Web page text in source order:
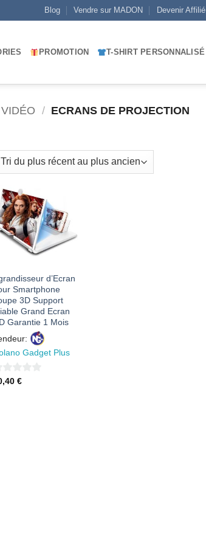
Blog Vendre sur MADON Devenir Affilié
PROMOTION T-SHIRT PERSONNALISÉ
VIDÉO / ECRANS DE PROJECTION
AJOUTER
À MES
FAVORIS
d’Ecran
Smartphone
3D Support
Grand Ecran
Garantie 1 Mois
Gadget Plus
€